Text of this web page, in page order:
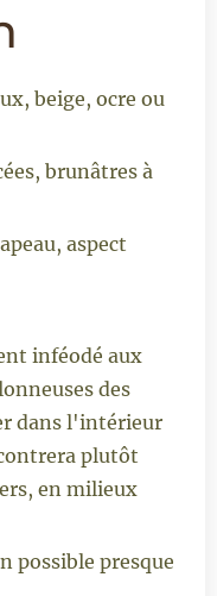
beige, ocre ou
brunâtres à
aspect
inféodé aux
des
dans l'intérieur
plutôt
en milieux
possible presque